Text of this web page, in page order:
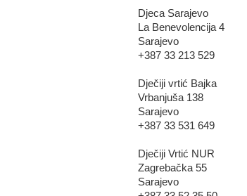
Djeca Sarajevo
La Benevolencija 4
Sarajevo
+387 33 213 529
Dječiji vrtić Bajka
Vrbanjuša 138
Sarajevo
+387 33 531 649
Dječiji Vrtić NUR
Zagrebačka 55
Sarajevo